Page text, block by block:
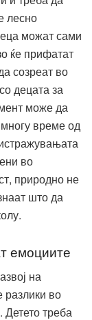
лесно
можат сами
ќе прифатат
созреат во
децата за
може да
време од
во
природно не
што да
емоциите
на
во
Детето треба